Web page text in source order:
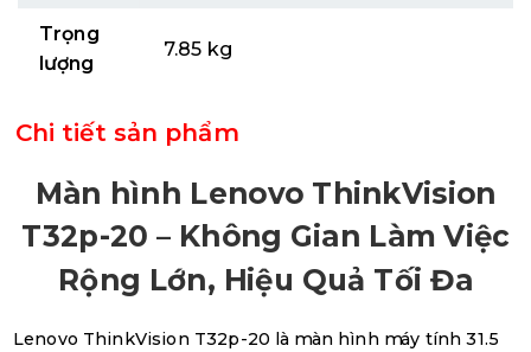
Trọng
lượng
7.85 kg
Chi tiết sản phẩm
Màn hình Lenovo ThinkVision
T32p-20 – Không Gian Làm Việc
Rộng Lớn, Hiệu Quả Tối Đa
Lenovo ThinkVision T32p-20 là màn hình máy tính 31.5